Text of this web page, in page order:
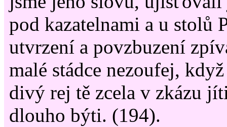
pod kazatelnami a u stolů
utvrzení a povzbuzení
malé stádce nezoufej,
divý rej tě zcela v zkázu
dlouho býti. (194).